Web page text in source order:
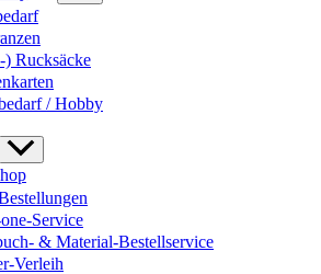
umschalten
) Rucksäcke
/ Hobby
Menü
umschalten
Service
& Material-Bestellservice
Verleih